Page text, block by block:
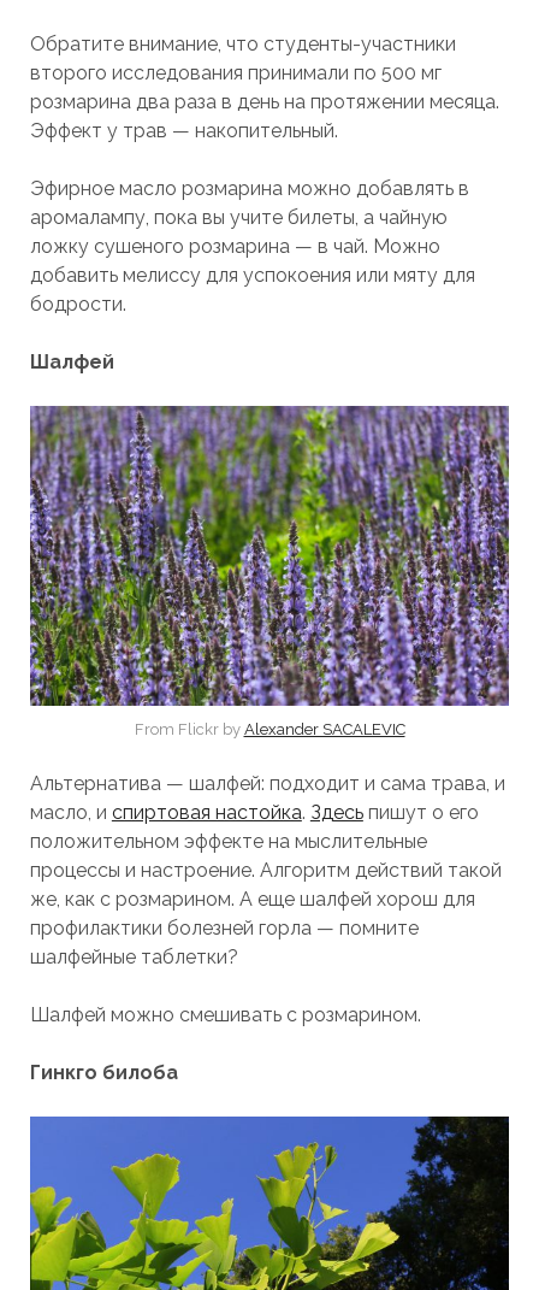
Обратите внимание, что студенты-участники
второго исследования принимали по 500 мг
розмарина два раза в день на протяжении месяца.
Эффект у трав — накопительный.
Эфирное масло розмарина можно добавлять в
аромалампу, пока вы учите билеты, а чайную
ложку сушеного розмарина — в чай. Можно
добавить мелиссу для успокоения или мяту для
бодрости.
Шалфей
From Flickr by Alexander SACALEVIC
Альтернатива — шалфей: подходит и сама трава, и
масло, и спиртовая настойка. Здесьпишут о его
положительном эффекте на мыслительные
процессы и настроение. Алгоритм действий такой
же, как с розмарином. А еще шалфей хорош для
профилактики болезней горла — помните
шалфейные таблетки?
Шалфей можно смешивать с розмарином.
Гинкго билоба